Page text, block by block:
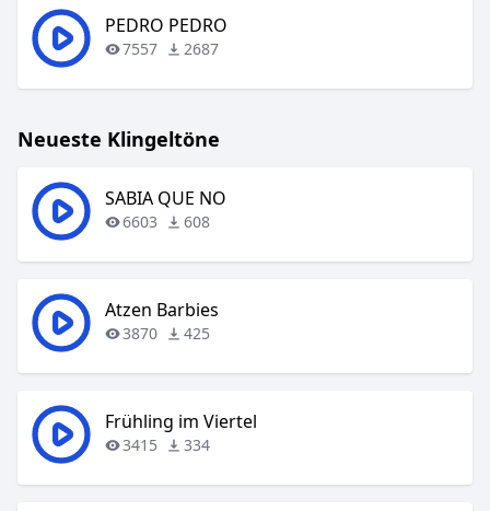
PEDRO PEDRO
7557 2687
Neueste Klingeltöne
SABIA QUE NO
6603 608
Atzen Barbies
3870 425
Frühling im Viertel
3415 334